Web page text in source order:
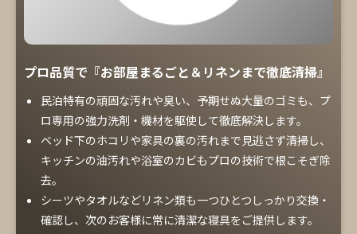
プロ品質で『お部屋まるごと＆リネンまで徹底清掃』
民泊特有の頑固な汚れや臭い、予期せぬ大量のゴミも、プ
ロ専用の強力洗剤・機材を駆使して徹底解決します。
ベッド下のホコリや家具の裏の汚れまで見逃さず清掃し、
キッチンの油汚れや浴室のカビもプロの技術で根こそぎ除
去。
シーツやタオルなどリネン類も一つひとつしっかり交換・
確認し、次のお客様に常に清潔な寝具をご提供します。